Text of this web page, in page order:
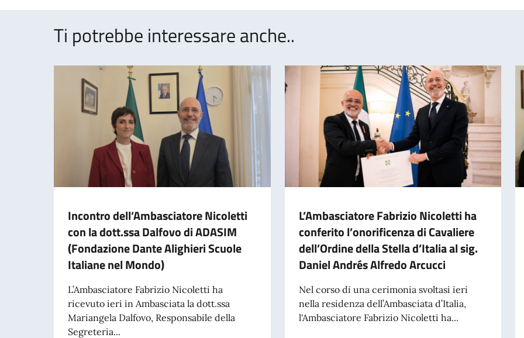
Ti potrebbe interessare anche..
Incontro dell’Ambasciatore Nicoletti
con la dott.ssa Dalfovo di ADASIM
(Fondazione Dante Alighieri Scuole
Italiane nel Mondo)
L’Ambasciatore Fabrizio Nicoletti ha
ricevuto ieri in Ambasciata la dott.ssa
Mariangela Dalfovo, Responsabile della
Segreteria...
L’Ambasciatore Fabrizio Nicoletti ha
conferito l’onorificenza di Cavaliere
dell’Ordine della Stella d’Italia al sig.
Daniel Andrés Alfredo Arcucci
Nel corso di una cerimonia svoltasi ieri
nella residenza dell’Ambasciata d’Italia,
l'Ambasciatore Fabrizio Nicoletti ha...